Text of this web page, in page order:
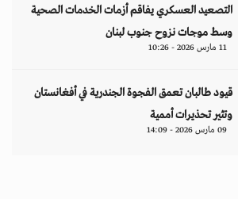
التصعيد العسكري يفاقم أزمات الخدمات الصحية
وسط موجات نزوح جنوب لبنان
11 مارس 2026 - 10:26
قيود طالبان تعمق الفجوة الجندرية في أفغانستان
وتثير تحذيرات أممية
09 مارس 2026 - 14:09